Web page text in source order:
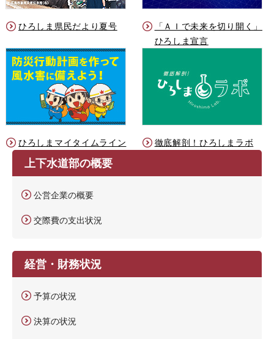
ひろしま県民だより夏号
「ＡＩで未来を切り開く」
ひろしま宣言
ひろしまマイタイムライン 徹底解剖！ひろしまラボ
上下水道部の概要
公営企業の概要
交際費の支出状況
経営・財務状況
予算の状況
決算の状況